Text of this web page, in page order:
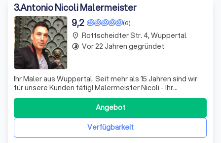
3.Antonio Nicoli Malermeister
(6)
9,2
Ihr Maler aus Wuppertal. Seit mehr als 15 Jahren sind wir
für unsere Kunden tätig! Malermeister Nicoli - Ihr
Wuppertaler Malerunternehmen, Bausachverständiger
und Energieberater. Am Markt etabliert mit festem und
zufriedenem Kundenstamm. Lassen auch sie sich
überzeugen, ihre Zufriedenheit ist unser
Verfügbarkeit
Angebot
place Rottscheidter Str. 4, Wuppertal
timelapse Vor 22 Jahren gegründet